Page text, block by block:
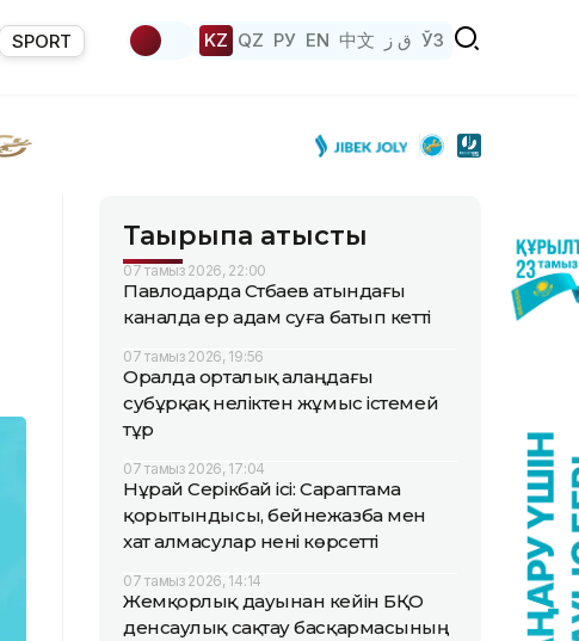
SPORT KZ QZ РУ EN 中文 ق ز ЎЗ
Тақырыпқа қатысты
07 тамыз 2026, 22:00
Павлодарда Сәтбаев атындағы
каналда ер адам суға батып кетті
07 тамыз 2026, 19:56
Оралда орталық алаңдағы
субұрқақ неліктен жұмыс істемей
тұр
07 тамыз 2026, 17:04
Нұрай Серікбай ісі: Сараптама
қорытындысы, бейнежазба мен
хат алмасулар нені көрсетті
07 тамыз 2026, 14:14
Жемқорлық дауынан кейін БҚО
денсаулық сақтау басқармасының